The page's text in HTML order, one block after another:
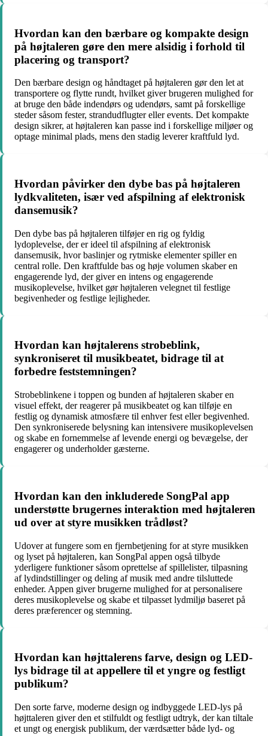
Hvordan kan den bærbare og kompakte design
på højtaleren gøre den mere alsidig i forhold til
placering og transport?
Den bærbare design og håndtaget på højtaleren gør den let at
transportere og flytte rundt, hvilket giver brugeren mulighed for
at bruge den både indendørs og udendørs, samt på forskellige
steder såsom fester, strandudflugter eller events. Det kompakte
design sikrer, at højtaleren kan passe ind i forskellige miljøer og
optage minimal plads, mens den stadig leverer kraftfuld lyd.
Hvordan påvirker den dybe bas på højtaleren
lydkvaliteten, især ved afspilning af elektronisk
dansemusik?
Den dybe bas på højtaleren tilføjer en rig og fyldig
lydoplevelse, der er ideel til afspilning af elektronisk
dansemusik, hvor baslinjer og rytmiske elementer spiller en
central rolle. Den kraftfulde bas og høje volumen skaber en
engagerende lyd, der giver en intens og engagerende
musikoplevelse, hvilket gør højtaleren velegnet til festlige
begivenheder og festlige lejligheder.
Hvordan kan højtalerens strobeblink,
synkroniseret til musikbeatet, bidrage til at
forbedre feststemningen?
Strobeblinkene i toppen og bunden af højtaleren skaber en
visuel effekt, der reagerer på musikbeatet og kan tilføje en
festlig og dynamisk atmosfære til enhver fest eller begivenhed.
Den synkroniserede belysning kan intensivere musikoplevelsen
og skabe en fornemmelse af levende energi og bevægelse, der
engagerer og underholder gæsterne.
Hvordan kan den inkluderede SongPal app
understøtte brugernes interaktion med højtaleren
ud over at styre musikken trådløst?
Udover at fungere som en fjernbetjening for at styre musikken
og lyset på højtaleren, kan SongPal appen også tilbyde
yderligere funktioner såsom oprettelse af spillelister, tilpasning
af lydindstillinger og deling af musik med andre tilsluttede
enheder. Appen giver brugerne mulighed for at personalisere
deres musikoplevelse og skabe et tilpasset lydmiljø baseret på
deres præferencer og stemning.
Hvordan kan højttalerens farve, design og LED-
lys bidrage til at appellere til et yngre og festligt
publikum?
Den sorte farve, moderne design og indbyggede LED-lys på
højttaleren giver den et stilfuldt og festligt udtryk, der kan tiltale
et ungt og energisk publikum, der værdsætter både lyd- og